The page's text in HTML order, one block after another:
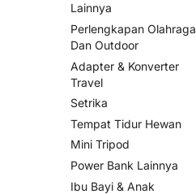
Lainnya
Perlengkapan Olahraga
Dan Outdoor
Adapter & Konverter
Travel
Setrika
Tempat Tidur Hewan
Mini Tripod
Power Bank Lainnya
Ibu Bayi & Anak